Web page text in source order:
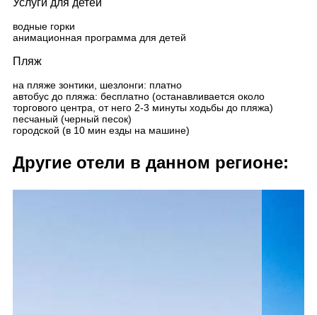
Услуги для детей
водные горки
анимационная программа для детей
Пляж
на пляже зонтики, шезлонги: платно
автобус до пляжа: бесплатно (останавливается около
торгового центра, от него 2-3 минуты ходьбы до пляжа)
песчаный (черный песок)
городской (в 10 мин езды на машине)
Другие отели в данном регионе: